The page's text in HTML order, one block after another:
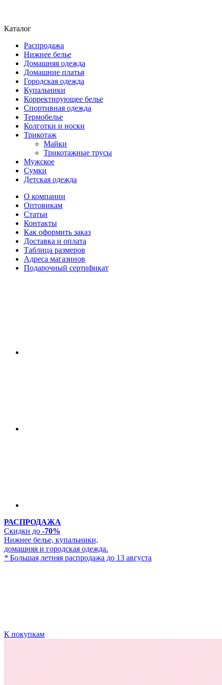
Каталог
Распродажа
Нижнее белье
Домашняя одежда
Домашние платья
Городская одежда
Купальники
Корректирующее белье
Спортивная одежда
Термобелье
Колготки и носки
Трикотаж
Майки
Трикотажные трусы
Мужское
Сумки
Детская одежда
О компании
Оптовикам
Статьи
Контакты
Как оформить заказ
Доставка и оплата
Таблица размеров
Адреса магазинов
Подарочный сертификат
РАСПРОДАЖА
Скидки до -70%
Нижнее белье, купальники,
домашняя и городская одежда.
* Большая летняя распродажа до 13 августа
К покупкам